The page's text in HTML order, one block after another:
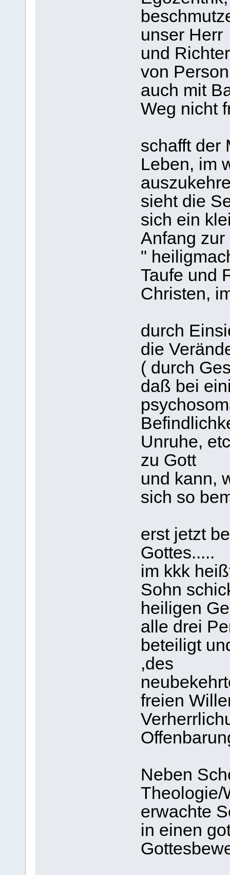
unser Herr
und
von
auch mit
Weg nicht
schafft der
Leben, im
sieht die
sich ein
Anfang zur
"
Taufe und
Christen,
durch
die
( durch
daß bei
Unruhe,
zu Gott
und kann,
sich so
erst jetzt
Gottes.....
im kkk
Sohn
heiligen
alle drei
beteiligt
,des
freien
Neben
Theologie/
erwachte
in einen